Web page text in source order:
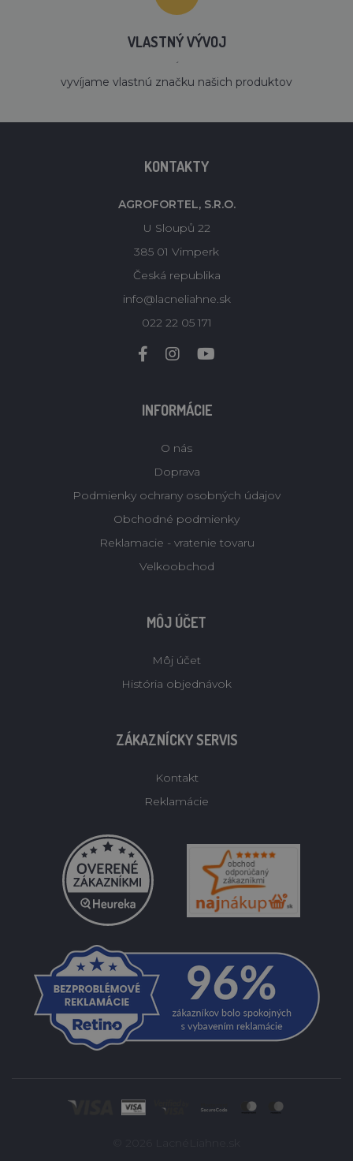
VLASTNÝ VÝVOJ
´
vyvíjame vlastnú značku našich produktov
KONTAKTY
AGROFORTEL, S.R.O.
U Sloupů 22
385 01 Vimperk
Česká republika
info@lacneliahne.sk
022 22 05 171
INFORMÁCIE
O nás
Doprava
Podmienky ochrany osobných údajov
Obchodné podmienky
Reklamacie - vratenie tovaru
Velkoobchod
MÔJ ÚČET
Môj účet
História objednávok
ZÁKAZNÍCKY SERVIS
Kontakt
Reklamácie